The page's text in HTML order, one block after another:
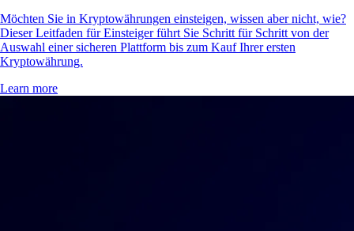
Möchten Sie in Kryptowährungen einsteigen, wissen aber nicht, wie?
Dieser Leitfaden für Einsteiger führt Sie Schritt für Schritt von der
Auswahl einer sicheren Plattform bis zum Kauf Ihrer ersten
Kryptowährung.
Learn more